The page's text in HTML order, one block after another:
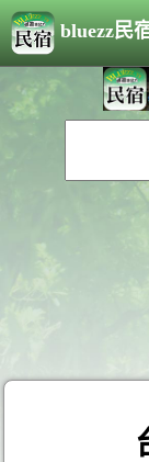
bluezz民